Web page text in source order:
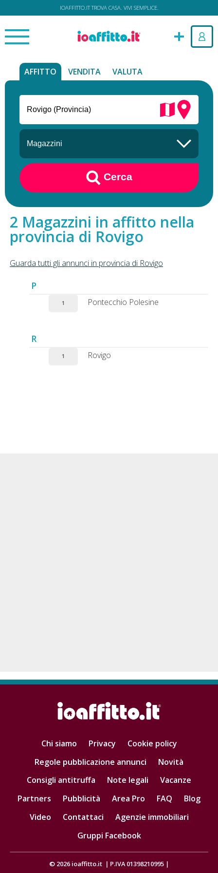
IOAFFITTO.IT TROVA CASA. VIVI SEMPLICE.
AFFITTO VENDITA VALUTA
Cerca
Magazzini in affitto nella
provincia di Rovigo
Guarda tutti gli annunci in provincia di Rovigo
P
1 Pontecchio Polesine
R
1 Rovigo
Chi siamo Privacy
Cookie policy
Regole pubblicazione annunci
Novità
Consigli antitruffa
Note legali
Vacanze
Partners
Pubblicità Area Pro FAQ
Blog
Video
Contattaci
Agenzie immobiliari
Gruppi Facebook
© 2026 ioaffitto.it | P.IVA 01398210995 |